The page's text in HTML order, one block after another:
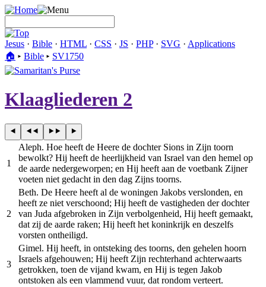
Jesus · Bible · HTML · CSS · JS · PHP· SVG · Applications
🏠︎ ▸ Bible ▸ SV1750
Klaagliederen 2
1
Aleph. Hoe heeft de Heere de dochter Sions in Zijn toorn
bewolkt? Hij heeft de heerlijkheid van Israel van den hemel op
de aarde nedergeworpen; en Hij heeft aan de voetbank Zijner
voeten niet gedacht in den dag Zijns toorns.
2
Beth. De Heere heeft al de woningen Jakobs verslonden, en
heeft ze niet verschoond; Hij heeft de vastigheden der dochter
van Juda afgebroken in Zijn verbolgenheid, Hij heeft gemaakt,
dat zij de aarde raken; Hij heeft het koninkrijk en deszelfs
vorsten ontheiligd.
3
Gimel. Hij heeft, in ontsteking des toorns, den gehelen hoorn
Israels afgehouwen; Hij heeft Zijn rechterhand achterwaarts
getrokken, toen de vijand kwam, en Hij is tegen Jakob
ontstoken als een vlammend vuur, dat rondom verteert.